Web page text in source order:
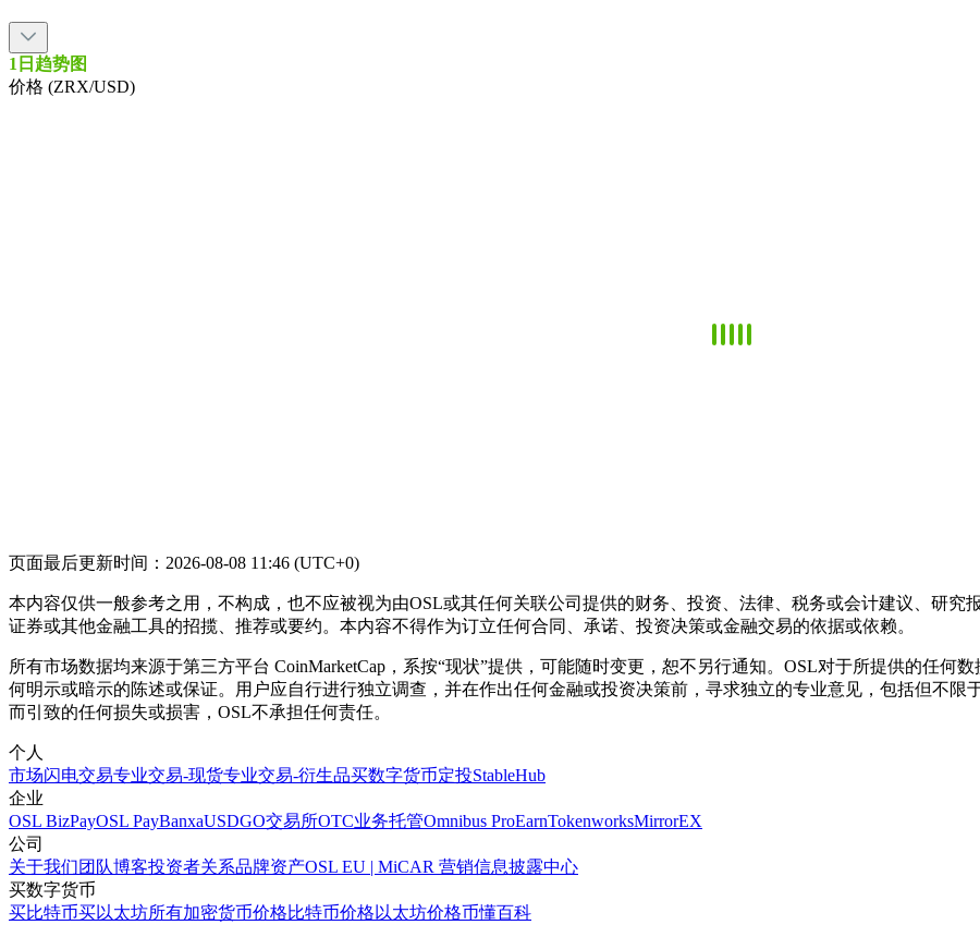
1日趋势图
价格 (ZRX/USD)
页面最后更新时间：2026-08-08 11:46 (UTC+0)
本内容仅供一般参考之用，不构成，也不应被视为由OSL或其任何关联公司提供的财务、投资、法律、税务或会计建议、研究
证券或其他金融工具的招揽、推荐或要约。本内容不得作为订立任何合同、承诺、投资决策或金融交易的依据或依赖。
所有市场数据均来源于第三方平台 CoinMarketCap，系按“现状”提供，可能随时变更，恕不另行通知。OSL对于所提供的任何
何明示或暗示的陈述或保证。用户应自行进行独立调查，并在作出任何金融或投资决策前，寻求独立的专业意见，包括但不
而引致的任何损失或损害，OSL不承担任何责任。
个人
市场闪电交易专业交易-现货专业交易-衍生品买数字货币定投StableHub
企业
OSL BizPayOSL PayBanxaUSDGO交易所OTC业务托管Omnibus ProEarnTokenworksMirrorEX
公司
关于我们团队博客投资者关系品牌资产OSL EU | MiCAR 营销信息披露中心
买数字货币
买比特币买以太坊所有加密货币价格比特币价格 以太坊价格币懂百科